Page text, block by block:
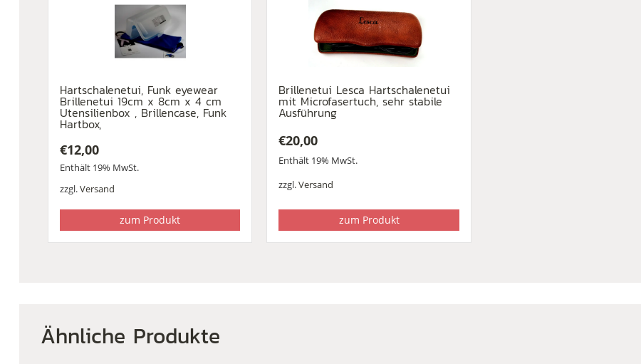
Hartschalenetui, Funk eyewear
Brillenetui 19cm x 8cm x 4 cm
Utensilienbox , Brillencase, Funk
Hartbox,
€12,00
Enthält 19% MwSt.
zzgl.Versand
zum Produkt
Brillenetui Lesca Hartschalenetui
mit Microfasertuch, sehr stabile
Ausführung
€20,00
Enthält 19% MwSt.
zzgl.Versand
zum Produkt
Ähnliche Produkte